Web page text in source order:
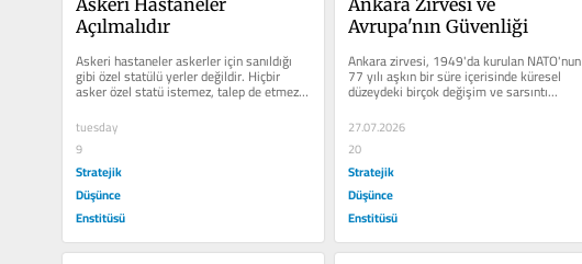
Açılmalıdır
Askeri hastaneler askerler için sanıldığı
gibi özel statülü yerler değildir. Hiçbir
asker özel statü istemez, talep de etmez.
tuesday
9
Stratejik
Düşünce
Enstitüsü
Avrupa'nın Güvenliği
Ankara zirvesi, 1949'da kurulan NATO'nun
77 yılı aşkın bir süre içerisinde küresel
düzeydeki birçok değişim ve sarsıntı...
27.07.2026
20
Stratejik
Düşünce
Enstitüsü